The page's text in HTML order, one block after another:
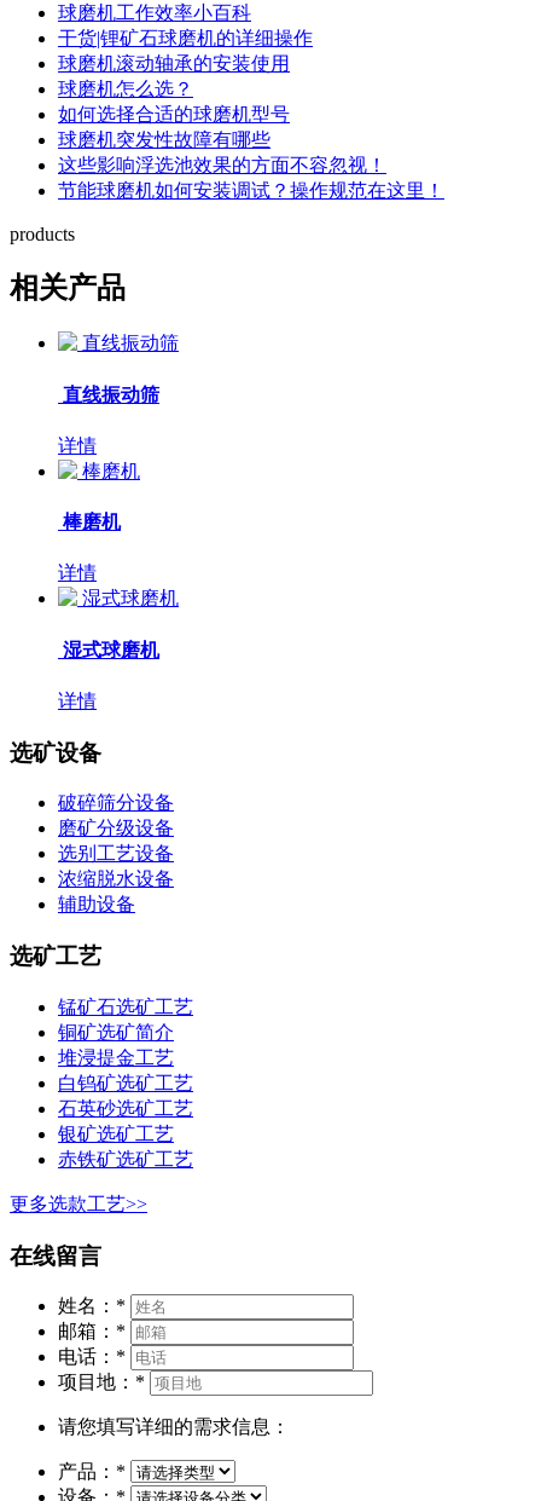
球磨机工作效率小百科
干货|锂矿石球磨机的详细操作
球磨机滚动轴承的安装使用
球磨机怎么选？
如何选择合适的球磨机型号
球磨机突发性故障有哪些
这些影响浮选池效果的方面不容忽视！
节能球磨机如何安装调试？操作规范在这里！
products
相关产品
直线振动筛
详情
棒磨机
详情
湿式球磨机
详情
选矿设备
破碎筛分设备
磨矿分级设备
选别工艺设备
浓缩脱水设备
辅助设备
选矿工艺
锰矿石选矿工艺
铜矿选矿简介
堆浸提金工艺
白钨矿选矿工艺
石英砂选矿工艺
银矿选矿工艺
赤铁矿选矿工艺
更多选款工艺>>
在线留言
姓名： *
邮箱： *
电话： *
项目地： *
请您填写详细的需求信息：
产品： *